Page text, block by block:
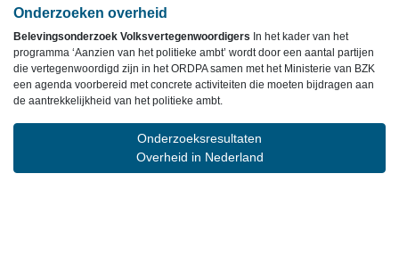
Onderzoeken overheid
Belevingsonderzoek Volksvertegenwoordigers In het kader van het
programma ‘Aanzien van het politieke ambt’ wordt door een aantal partijen
die vertegenwoordigd zijn in het ORDPA samen met het Ministerie van BZK
een agenda voorbereid met concrete activiteiten die moeten bijdragen aan
de aantrekkelijkheid van het politieke ambt.
Onderzoeksresultaten
Overheid in Nederland